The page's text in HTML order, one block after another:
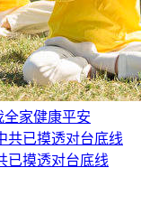
家健康平安
已摸透对台底线